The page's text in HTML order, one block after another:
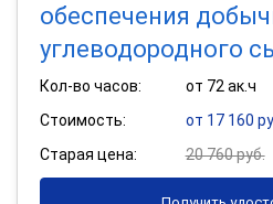
обеспечения
углеводородного
Кол-во часов:
от 72 ак.ч
Стоимость:
от 17 160
Старая цена:
20 760 руб.